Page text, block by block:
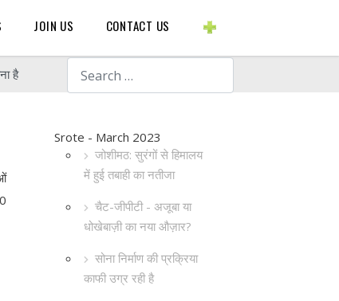
Search
JOIN US CONTACT US
है
Srote - March 2023
जोशीमठ: सुरंगों से हिमालय
में हुई तबाही का नतीजा
चैट-जीपीटी - अजूबा या
धोखेबाज़ी का नया औज़ार?
सोना निर्माण की प्रक्रिया
काफी उग्र रही है